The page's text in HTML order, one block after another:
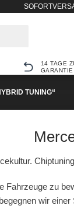
14 TAGE
GARANTIE
TUNING“
zu
wir